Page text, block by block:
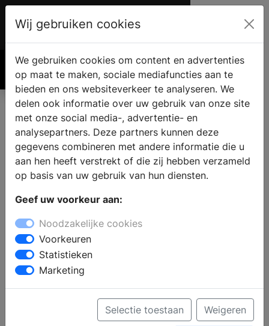
Account
Zoek
Producten
Filter op Merk
Filter op Onderwerp
Filter toepassen
Landelijke keuken
Wij gebruiken cookies
We gebruiken cookies om content en advertenties
op maat te maken, sociale mediafuncties aan te
bieden en ons websiteverkeer te analyseren. We
delen ook informatie over uw gebruik van onze site
met onze social media-, advertentie- en
analysepartners. Deze partners kunnen deze
gegevens combineren met andere informatie die u
aan hen heeft verstrekt of die zij hebben verzameld
op basis van uw gebruik van hun diensten.
Geef uw voorkeur aan:
Noodzakelijke cookies
Voorkeuren
Statistieken
Marketing
Selectie toestaan Weigeren